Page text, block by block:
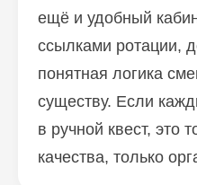
ещё и удобный
ссылками ротации,
понятная логика
существу. Если
в ручной квест, это
качества, только